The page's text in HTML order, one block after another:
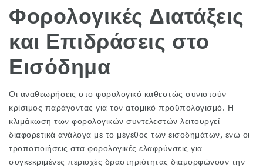
Φορολογικές Διατάξεις
και Επιδράσεις στο
Εισόδημα
Οι αναθεωρήσεις στο φορολογικό καθεστώς συνιστούν
κρίσιμος παράγοντας για τον ατομικό προϋπολογισμό. Η
κλιμάκωση των φορολογικών συντελεστών λειτουργεί
διαφορετικά ανάλογα με το μέγεθος των εισοδημάτων, ενώ οι
τροποποιήσεις στα φορολογικές ελαφρύνσεις για
συγκεκριμένες περιοχές δραστηριότητας διαμορφώνουν την